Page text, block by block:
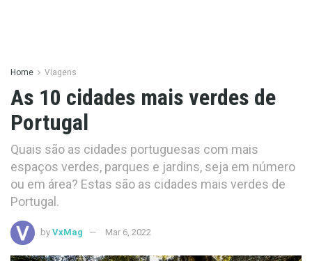
Home Viagens
As 10 cidades mais verdes de
Portugal
Quais são as cidades portuguesas com mais
espaços verdes, parques e jardins, seja em número
ou em área? Estas são as cidades mais verdes de
Portugal.
by VxMag Mar 6, 2022